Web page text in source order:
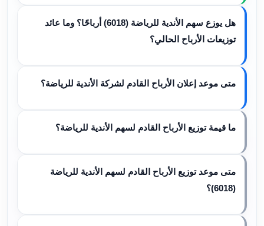
هل يوزع سهم الأندية للرياضة (6018) أرباحًا؟ وما عائد
توزيعات الأرباح الحالي؟
متى موعد إعلان الأرباح القادم لشركة الأندية للرياضة؟
ما قيمة توزيع الأرباح القادم لسهم الأندية للرياضة؟
متى موعد توزيع الأرباح القادم لسهم الأندية للرياضة
(6018)؟